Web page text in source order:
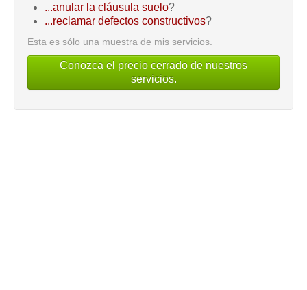
...anular la cláusula suelo?
...reclamar defectos constructivos?
Esta es sólo una muestra de mis servicios.
Conozca el precio cerrado de nuestros
servicios.